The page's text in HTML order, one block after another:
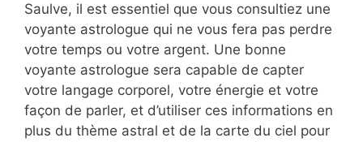
Saulve, il est essentiel que vous consultiez une
voyante astrologue qui ne vous fera pas perdre
votre temps ou votre argent. Une bonne
voyante astrologue sera capable de capter
votre langage corporel, votre énergie et votre
façon de parler, et d’utiliser ces informations en
plus du thème astral et de la carte du ciel pour